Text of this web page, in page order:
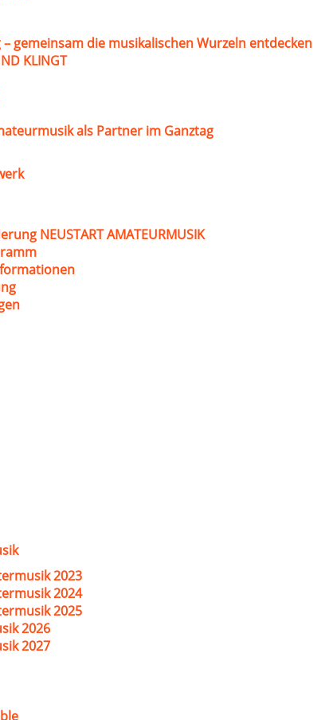
– gemeinsam die musikalischen Wurzeln entdecken
KLINGT
als Partner im Ganztag
NEUSTART AMATEURMUSIK
2023
2024
2025
2026
2027